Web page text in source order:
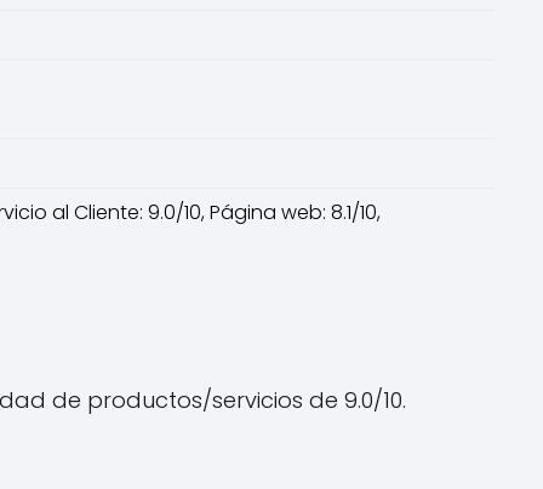
al Cliente: 9.0/10, Página web: 8.1/10,
de productos/servicios de 9.0/10.